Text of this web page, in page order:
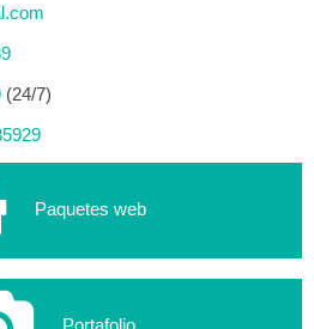
(24/7)
Paquetes web
Portafolio